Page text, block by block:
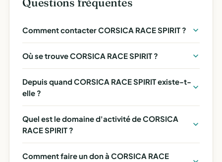
Comment contacter CORSICA RACE SPIRIT ?
Où se trouve CORSICA RACE SPIRIT ?
Depuis quand CORSICA RACE SPIRIT existe-t-
elle ?
Quel est le domaine d'activité de CORSICA
RACE SPIRIT ?
Comment faire un don à CORSICA RACE